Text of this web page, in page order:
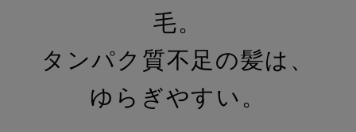
毛。
タンパク質不足の髪は、
ゆらぎやすい。